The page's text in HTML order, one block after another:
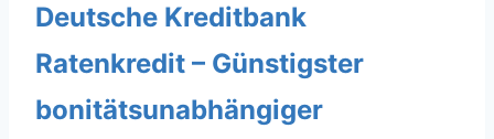
Deutsche Kreditbank
Ratenkredit – Günstigster
bonitätsunabhängiger